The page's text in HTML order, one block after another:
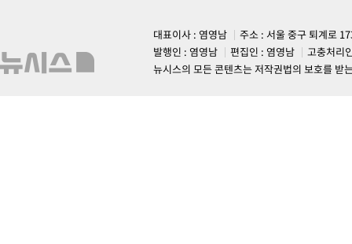
대표이사 : 염영남
주소 : 서울 중구 퇴계로
발행인 : 염영남
편집인 : 염영남
고충처리
뉴시스의 모든 콘텐츠는 저작권법의 보호를